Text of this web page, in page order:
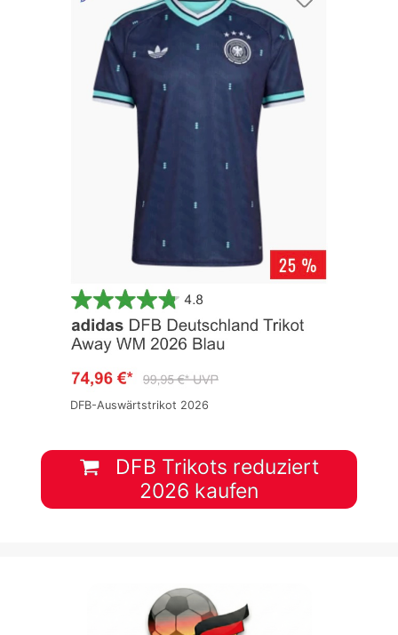
DFB-Auswärtstrikot 2026
DFB Trikots reduziert
2026 kaufen